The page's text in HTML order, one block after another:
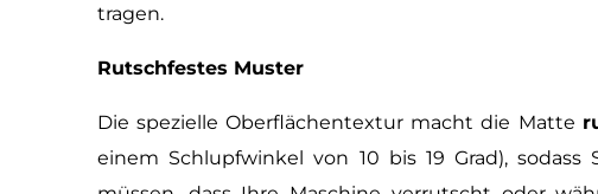
tragen.
Rutschfestes Muster
Die spezielle Oberflächentextur macht die Matte
einem Schlupfwinkel von 10 bis 19 Grad),